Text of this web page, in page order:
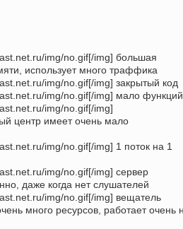
img/no.gif[/img] большая
использует много траффика
img/no.gif[/img] закрытый код
img/no.gif[/img] мало функций
img/no.gif[/img]
центр имеет очень мало
img/no.gif[/img] 1 поток на 1
img/no.gif[/img] сервер
даже когда нет слушателей
img/no.gif[/img] вещатель
много ресурсов, работает очень